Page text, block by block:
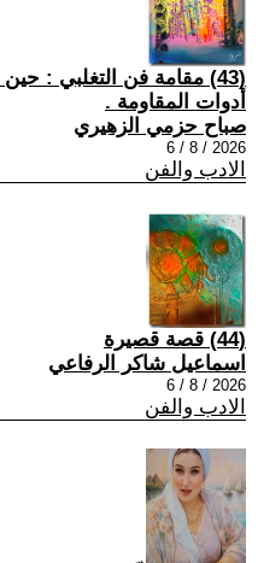
(43) مقامة فن التغلبي :
أدوات المقاومة .
صباح حزمي الزهيري
2026 / 8 / 6
الادب والفن
(44) قصة قصيرة
اسماعيل شاكر الرفاعي
2026 / 8 / 6
الادب والفن